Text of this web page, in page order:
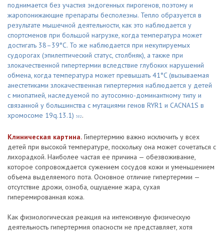
поднимается без участия эндогенных пирогенов, поэтому и
жаропонижающие препараты бесполезны. Тепло образуется в
результате мышечной деятельности, как это наблюдается у
спортсменов при большой нагрузке, когда температура может
достигать 38–39°C. То же наблюдается при некупируемых
судорогах (эпилептический статус, столбняк), а также при
злокачественной гипертермии вследствие глубоких нарушений
обмена, когда температура может превышать 41°C (вызываемая
анестетиками злокачественная гипертермия наблюдается у детей
с миопатией, наследуемой по аутосомно-доминантному типу и
связанной у большинства с мутациями генов RYR1 и CACNA1S в
хромосоме 19q.13.1) 382 .
Клиническая картина. Гипертермию важно исключить у всех
детей при высокой температуре, поскольку она может сочетаться с
лихорадкой. Наиболее частая ее причина — обезвоживание,
которое сопровождается сужением сосудов кожи и уменьшением
объема выделяемого пота. Основное отличие гипертермии —
отсутствие дрожи, озноба, ощущение жара, сухая
гиперемированная кожа.
Как физиологическая реакция на интенсивную физическую
деятельность гипертермия опасности не представляет, хотя